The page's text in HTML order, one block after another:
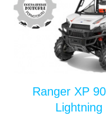
Ranger XP